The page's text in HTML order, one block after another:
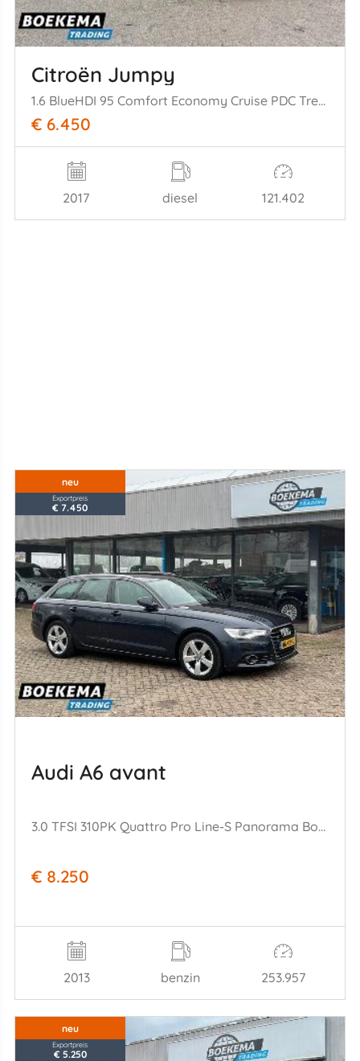
Citroën Jumpy
1.6 BlueHDI 95 Comfort Economy Cruise PDC Trekhaak EU6
€ 6.450
2017 diesel 121.402
neu
Exportpreis
€ 7.450
Audi A6 avant
3.0 TFSI 310PK Quattro Pro Line-S Panorama Bose Memory Keyless
€ 8.250
2013 benzin 253.957
neu
Exportpreis
€ 5.250